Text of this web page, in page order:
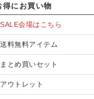
得にお買い物
SALE会場はこちら
送料無料アイテム
まとめ買いセット
アウトレット